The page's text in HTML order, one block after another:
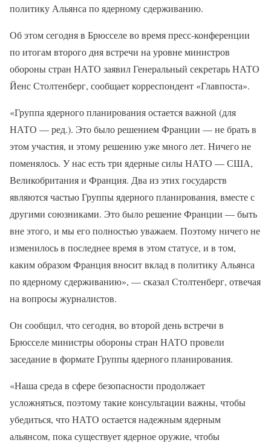
политику Альянса по ядерному сдерживанию.
Об этом сегодня в Брюсселе во время пресс-конференции
по итогам второго дня встречи на уровне министров
обороны стран НАТО заявил Генеральный секретарь НАТО
Йенс Столтенберг, сообщает корреспондент «Главпоста».
«Группа ядерного планирования остается важной (для
НАТО — ред.). Это было решением Франции — не брать в
этом участия, и этому решению уже много лет. Ничего не
поменялось. У нас есть три ядерные силы НАТО — США,
Великобритания и Франция. Два из этих государств
являются частью Группы ядерного планирования, вместе с
другими союзниками. Это было решение Франции — быть
вне этого, и мы его полностью уважаем. Поэтому ничего не
изменилось в последнее время в этом статусе, и в том,
каким образом Франция вносит вклад в политику Альянса
по ядерному сдерживанию», — сказал Столтенберг, отвечая
на вопросы журналистов.
Он сообщил, что сегодня, во второй день встречи в
Брюсселе министры обороны стран НАТО провели
заседание в формате Группы ядерного планирования.
«Наша среда в сфере безопасности продолжает
усложняться, поэтому такие консультации важны, чтобы
убедиться, что НАТО остается надежным ядерным
альянсом, пока существует ядерное оружие, чтобы